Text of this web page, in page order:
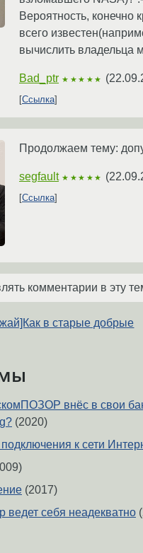
Вероятность, конечно
всего
вычислить владельца
Bad_ptr ★★★★★ (
Ссылка
Продолжаем тему:
segfault ★★★★★ (
Ссылка
комментарии в эту
в старые добрые
внёс в свои
(2020)
к сети
(2017)
ведет себя неадекватно